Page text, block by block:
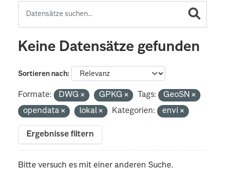
Keine Datensätze gefunden
Sortieren nach
Formate: DWG GPKG Tags:
GeoSN
opendata
lokal Kategorien: envi
Ergebnisse filtern
Bitte versuch es mit einer anderen Suche.